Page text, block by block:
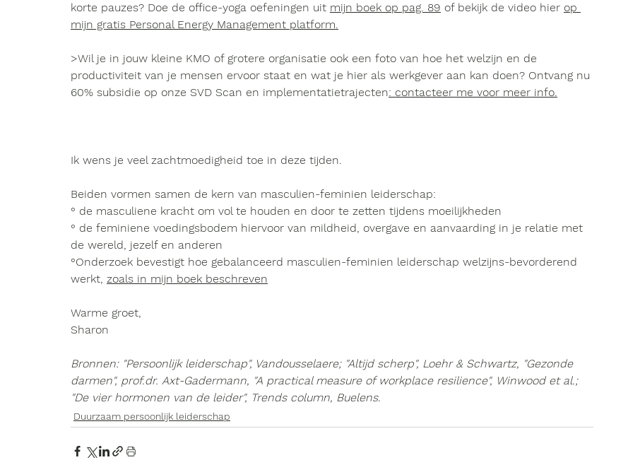
korte pauzes? Doe de office-yoga oefeningen uit mijn boek op pag. 89 of bekijk de video hier op
mijn gratis Personal Energy Management platform.
>Wil je in jouw kleine KMO of grotere organisatie ook een foto van hoe het welzijn en de
productiviteit van je mensen ervoor staat en wat je hier als werkgever aan kan doen? Ontvang nu
60% subsidie op onze SVD Scan en implementatietrajecten: contacteer me voor meer info.
Ik wens je veel zachtmoedigheid toe in deze tijden.
Beiden vormen samen de kern van masculien-feminien leiderschap:
° de masculiene kracht om vol te houden en door te zetten tijdens moeilijkheden
° de feminiene voedingsbodem hiervoor van mildheid, overgave en aanvaarding in je relatie met
de wereld, jezelf en anderen
°Onderzoek bevestigt hoe gebalanceerd masculien-feminien leiderschap welzijns-bevorderend
werkt, zoals in mijn boek beschreven
Warme groet,
Sharon
Bronnen: "Persoonlijk leiderschap", Vandousselaere; "Altijd scherp", Loehr & Schwartz, "Gezonde
darmen", prof.dr. Axt-Gadermann, "A practical measure of workplace resilience", Winwood et al.;
"De vier hormonen van de leider", Trends column, Buelens.
Duurzaam persoonlijk leiderschap